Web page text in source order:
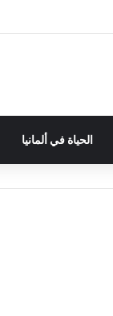
الحياة في ألمانيا